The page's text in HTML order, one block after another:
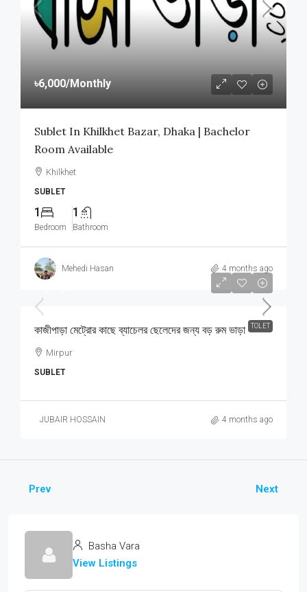
৳6,000/Monthly
Sublet In Khilkhet Bazar, Dhaka | Bachelor
Room Available
Khilkhet
SUBLET
1
Bedroom
1
Bathroom
Mehedi Hasan 4 months ago
TOLET
কাজীপাড়া মেট্রোর কাছে ব্যাচেলর ছেলেদের জন্য বড় রুম ভাড়া
Mirpur
SUBLET
JUBAIR HOSSAIN 4 months ago
Prev Next
Basha Vara
View Listings